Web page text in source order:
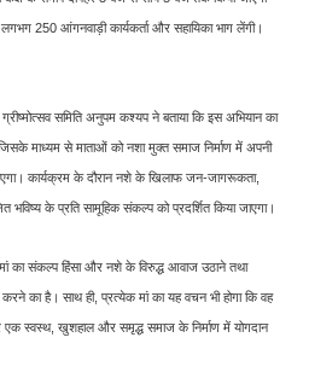
250 आंगनवाड़ी कार्यकर्ता और सहायिका भाग लेंगी।
ग्रीष्मोत्सव समिति अनुपम कश्यप ने बताया कि इस अभियान का
माध्यम से माताओं को नशा मुक्त समाज निर्माण में अपनी
कार्यक्रम के दौरान नशे के खिलाफ जन-जागरूकता,
भविष्य के प्रति सामूहिक संकल्प को प्रदर्शित किया जाएगा।
का संकल्प हिंसा और नशे के विरुद्ध आवाज उठाने तथा
करने का है। साथ ही, प्रत्येक मां का यह वचन भी होगा कि वह
स्वस्थ, खुशहाल और समृद्ध समाज के निर्माण में योगदान